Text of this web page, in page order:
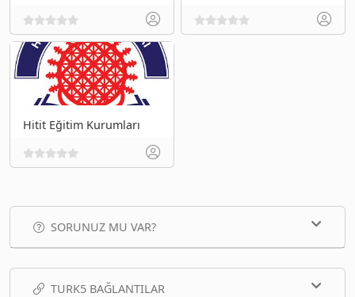
Hitit Eğitim Kurumları
SORUNUZ MU VAR?
TURK5 BAĞLANTILAR